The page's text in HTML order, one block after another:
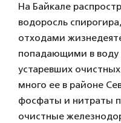
На Байкале
водоросль
отходами
попадающими в воду
устаревших
много ее в районе
фосфаты и нитраты
очистные